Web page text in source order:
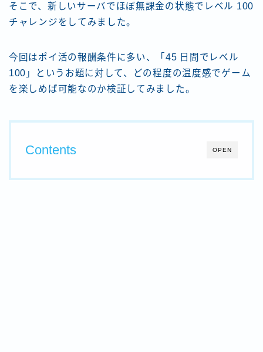
そこで、新しいサーバでほぼ無課金の状態でレベル 100
チャレンジをしてみました。
今回はポイ活の報酬条件に多い、「45 日間でレベル
100」というお題に対して、どの程度の温度感でゲーム
を楽しめば可能なのか検証してみました。
OPEN
Contents